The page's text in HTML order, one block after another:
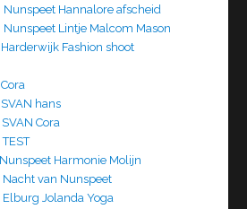
Hannalore afscheid
Lintje Malcom Mason
Fashion shoot
hans
Cora
Harmonie Molijn
van Nunspeet
Jolanda Yoga